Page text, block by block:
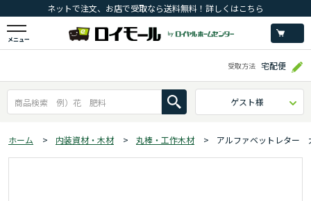
ネットで注文、お店で受取なら送料無料！詳しくはこちら
メニュー
受取方法 宅配便
ゲスト様
ホーム > 内装資材・木材 > 丸棒・工作木材 > アルファベットレタ